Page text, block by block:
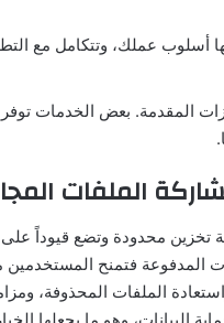
أسلوب عملك، وتتكامل مع
المقدمة. بعض الخدمات
الملفات
تخزين محدودة وتضع قيوداً
المدفوعة فتمنح
الملفات المحذوفة،